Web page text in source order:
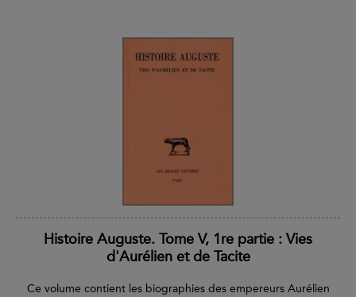
Histoire Auguste. Tome V, 1re partie : Vies
d'Aurélien et de Tacite
Ce volume contient les biographies des empereurs Aurélien